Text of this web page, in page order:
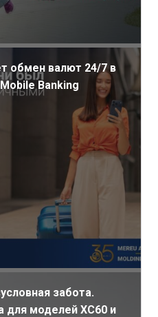
обмен валют 24/7 в
Banking
забота.
для моделей XC60 и